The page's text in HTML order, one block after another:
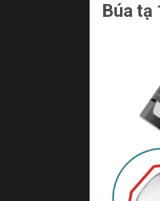
Búa tạ